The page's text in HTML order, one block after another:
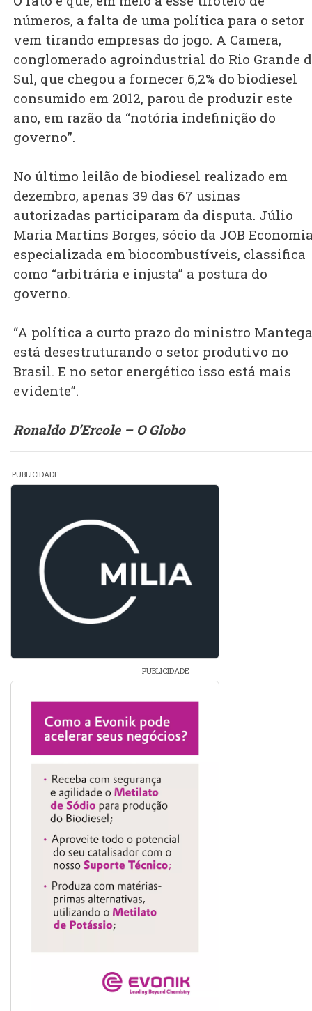
números, a falta de uma política para o setor
vem tirando empresas do jogo. A Camera,
conglomerado agroindustrial do Rio Grande
Sul, que chegou a fornecer 6,2% do biodiesel
consumido em 2012, parou de produzir este
ano, em razão da “notória indefinição do
governo”.
No último leilão de biodiesel realizado em
dezembro, apenas 39 das 67 usinas
autorizadas participaram da disputa. Júlio
Maria Martins Borges, sócio da JOB
especializada em biocombustíveis, classifica
como “arbitrária e injusta” a postura do
governo.
“A política a curto prazo do ministro Mantega
está desestruturando o setor produtivo no
Brasil. E no setor energético isso está mais
evidente”.
Ronaldo D’Ercole – O Globo
PUBLICIDADE
PUBLICIDADE